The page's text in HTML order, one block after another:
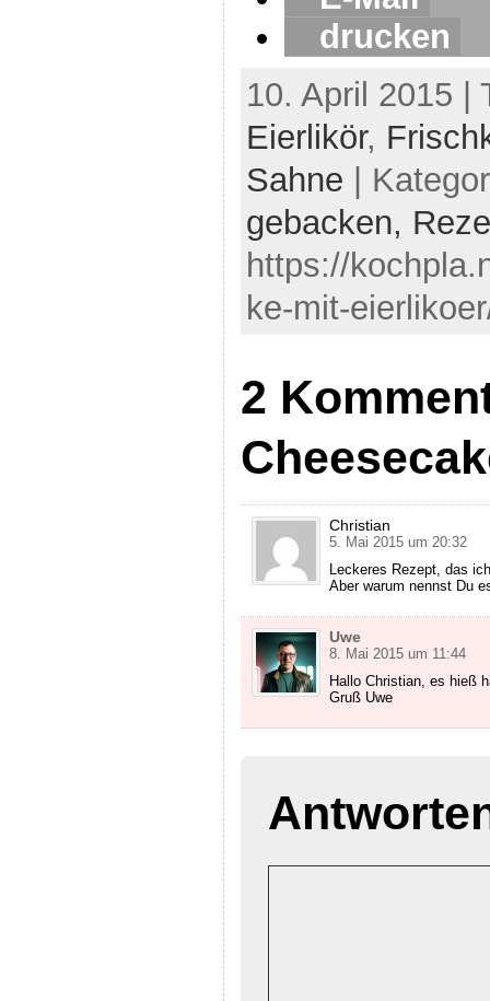
drucken
10. April 2015 |
Eierlikör,
Sahne |
gebacken,
https://
ke-mit-
2
Christian
5. Mai 2015 um 20:32
Leckeres Rezept, das
Aber warum nennst Du
Uwe
8. Mai 2015 um 11:44
Hallo Christian, es hieß
Gruß Uwe